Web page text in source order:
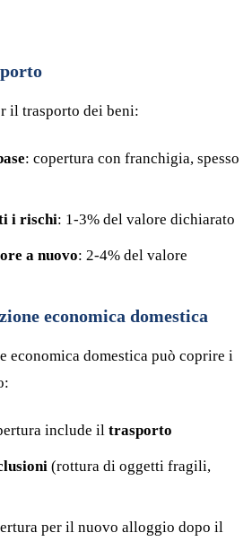
il trasporto dei beni:
: copertura con franchigia, spesso
i rischi: 1-3% del valore dichiarato
a nuovo: 2-4% del valore
economica domestica
economica domestica può coprire i
include il trasporto
(rottura di oggetti fragili,
per il nuovo alloggio dopo il